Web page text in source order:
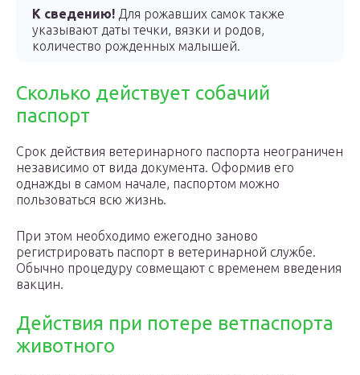
К сведению! Для рожавших самок также
указывают даты течки, вязки и родов,
количество рожденных малышей.
Сколько действует собачий
паспорт
Срок действия ветеринарного паспорта неограничен
независимо от вида документа. Оформив его
однажды в самом начале, паспортом можно
пользоваться всю жизнь.
При этом необходимо ежегодно заново
регистрировать паспорт в ветеринарной службе.
Обычно процедуру совмещают с временем введения
вакцин.
Действия при потере ветпаспорта
животного